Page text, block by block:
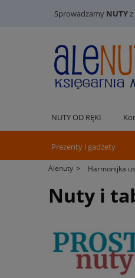
Sprowadzamy NUTYz
NUTY OD RĘKI
Prezenty i gadżety
Alenuty > Harmonijka
Nuty i